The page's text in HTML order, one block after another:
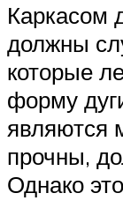
Каркасом
должны
которые
форму
являются
прочны,
Однако